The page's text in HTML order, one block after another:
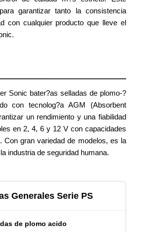
garantizar tanto la consistencia
con cualquier producto que lleve el
Sonic bater?as selladas de plomo-?
con tecnolog?a AGM (Absorbent
un rendimiento y una fiabilidad
en 2, 4, 6 y 12 V con capacidades
Con gran variedad de modelos, es la
industria de seguridad humana.
Generales Serie PS
de plomo acido